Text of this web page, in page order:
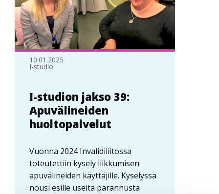
10.01.2025
I-studio
I-studion jakso 39:
Apuvälineiden
huoltopalvelut
Vuonna 2024 Invalidiliitossa
toteutettiin kysely liikkumisen
apuvälineiden käyttäjille. Kyselyssä
nousi esille useita parannusta